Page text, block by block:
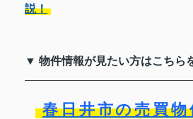
説！
▼ 物件情報が見たい方はこちら
春日井市の売買